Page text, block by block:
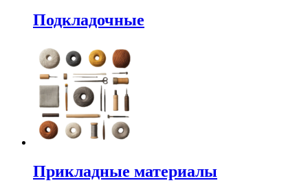
Подкладочные
Прикладные материалы